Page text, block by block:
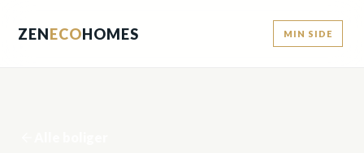
ZENECOHOMES MIN SIDE